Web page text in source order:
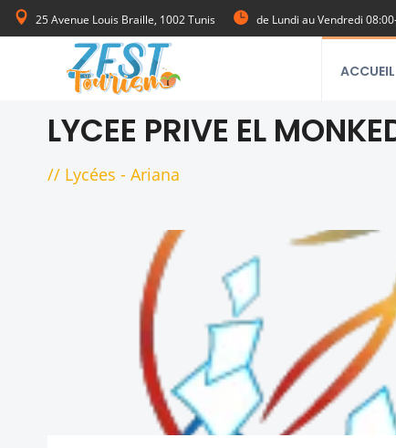
25 Avenue Louis Braille, 1002 Tunis de Lundi au Vendredi
ACCUEIL
LYCEE PRIVE EL
// Lycées - Ariana